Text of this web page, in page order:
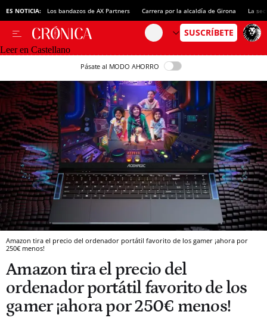
ES NOTICIA: Los bandazos de AX Partners Carrera por la alcaldía de Girona La
Leer en Castellano
Pásate al MODO AHORRO
Amazon tira el precio del ordenador portátil favorito de los gamer ¡ahora por
250€ menos!
Amazon tira el precio del
ordenador portátil favorito de los
gamer ¡ahora por 250€ menos!